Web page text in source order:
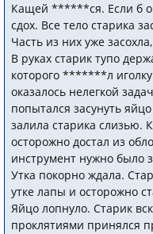
Кащей ******ся. Если б
сдох. Все тело старика
Часть из них уже
В руках старик тупо
которого *******л
оказалось нелегкой
попытался засунуть
залила старика слизью.
осторожно достал из
инструмент нужно было
Утка покорно ждала.
утке лапы и осторожно
Яйцо лопнуло. Старик
проклятиями принялся